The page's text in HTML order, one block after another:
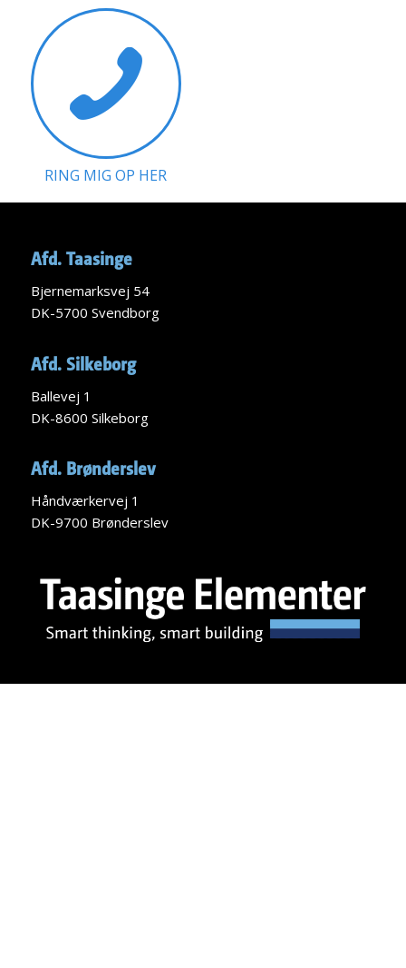
RING MIG OP HER
Afd. Taasinge
Bjernemarksvej 54
DK-5700 Svendborg
Afd. Silkeborg
Ballevej 1
DK-8600 Silkeborg
Afd. Brønderslev
Håndværkervej 1
DK-9700 Brønderslev